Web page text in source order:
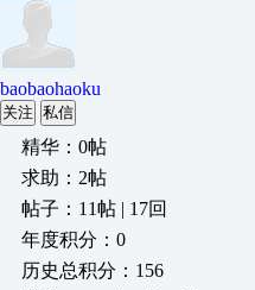
baobaohaoku
关注 私信
精华：0帖
求助：2帖
帖子：11帖 | 17回
年度积分：0
历史总积分：156